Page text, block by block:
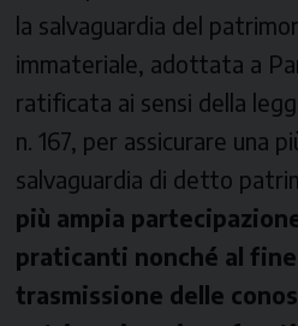
la salvaguardia del
immateriale, adottata a
ratificata ai sensi della
n. 167, per assicurare una
salvaguardia di detto
più ampia
praticanti nonché al
trasmissione delle